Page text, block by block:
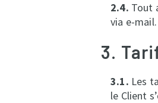
2.4. Tout
via e-mail.
3.
3.1. Les
le Client